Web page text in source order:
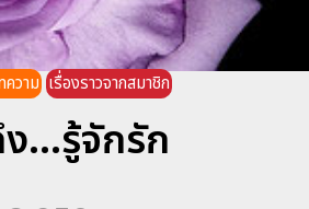
วาม เรื่องราวจากสมาชิก
...รู้จักรัก